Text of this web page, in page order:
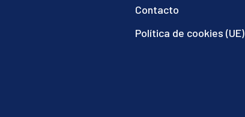
Contacto
Política de cookies (UE)